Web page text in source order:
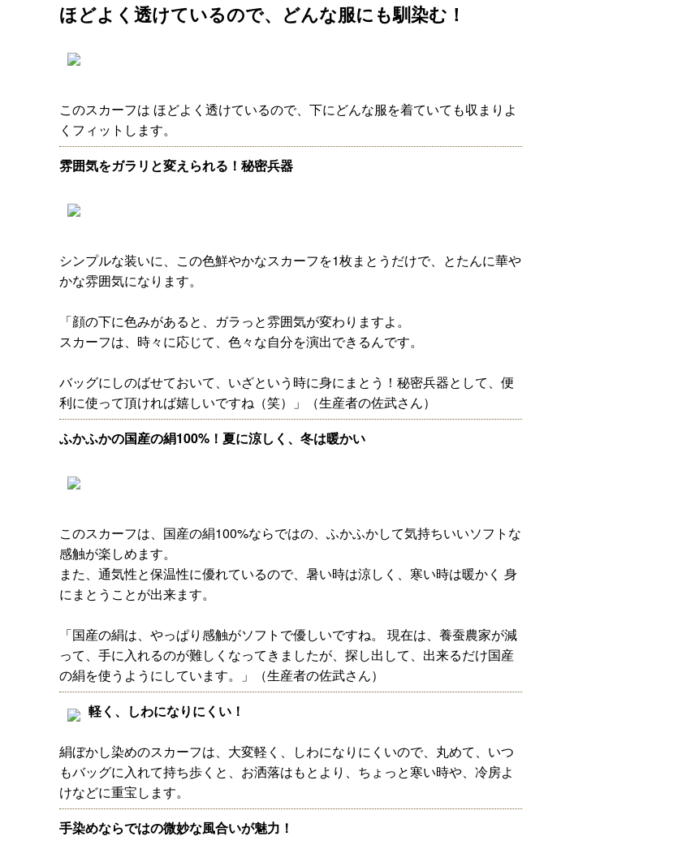
ほどよく透けているので、どんな服にも馴染む！
このスカーフは ほどよく透けているので、下にどんな服を着ていても収まりよ
くフィットします。
雰囲気をガラリと変えられる！秘密兵器
シンプルな装いに、この色鮮やかなスカーフを1枚まとうだけで、とたんに華や
かな雰囲気になります。
「顔の下に色みがあると、ガラっと雰囲気が変わりますよ。
スカーフは、時々に応じて、色々な自分を演出できるんです。
バッグにしのばせておいて、いざという時に身にまとう！秘密兵器として、便
利に使って頂ければ嬉しいですね（笑）」（生産者の佐武さん）
ふかふかの国産の絹100%！夏に涼しく、冬は暖かい
このスカーフは、国産の絹100%ならではの、ふかふかして気持ちいいソフトな
感触が楽しめます。
また、通気性と保温性に優れているので、暑い時は涼しく、寒い時は暖かく 身
にまとうことが出来ます。
「国産の絹は、やっぱり感触がソフトで優しいですね。 現在は、養蚕農家が減
って、手に入れるのが難しくなってきましたが、探し出して、出来るだけ国産
の絹を使うようにしています。」（生産者の佐武さん）
軽く、しわになりにくい！
絹ぼかし染めのスカーフは、大変軽く、しわになりにくいので、丸めて、いつ
もバッグに入れて持ち歩くと、お洒落はもとより、ちょっと寒い時や、冷房よ
けなどに重宝します。
手染めならではの微妙な風合いが魅力！